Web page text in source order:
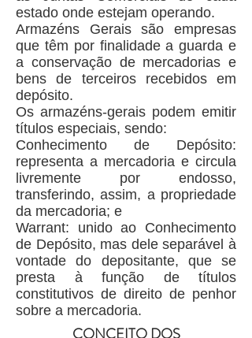
estado onde estejam operando.
Armazéns Gerais são empresas
que têm por finalidade a guarda e
a conservação de mercadorias e
bens de terceiros recebidos em
depósito.
Os armazéns-gerais podem emitir
títulos especiais, sendo:
Conhecimento de Depósito:
representa a mercadoria e circula
livremente por endosso,
transferindo, assim, a propriedade
da mercadoria; e
Warrant: unido ao Conhecimento
de Depósito, mas dele separável à
vontade do depositante, que se
presta à função de títulos
constitutivos de direito de penhor
sobre a mercadoria.